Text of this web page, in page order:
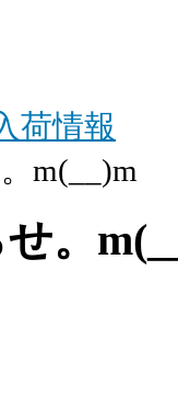
荷情報
m(__)m
。